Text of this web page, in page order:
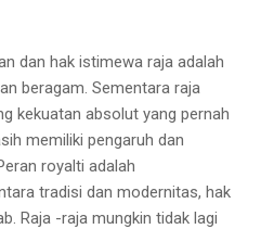
dan hak istimewa raja adalah
beragam. Sementara raja
kekuatan absolut yang pernah
memiliki pengaruh dan
royalti adalah
tradisi dan modernitas, hak
Raja -raja mungkin tidak lagi